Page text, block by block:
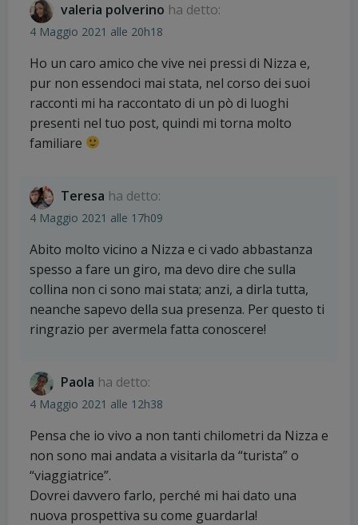
valeria polverino ha detto:
4 Maggio 2021 alle 20h18
Ho un caro amico che vive nei pressi di Nizza e,
pur non essendoci mai stata, nel corso dei suoi
racconti mi ha raccontato di un pò di luoghi
presenti nel tuo post, quindi mi torna molto
familiare
Teresa ha detto:
4 Maggio 2021 alle 17h09
Abito molto vicino a Nizza e ci vado abbastanza
spesso a fare un giro, ma devo dire che sulla
collina non ci sono mai stata; anzi, a dirla tutta,
neanche sapevo della sua presenza. Per questo ti
ringrazio per avermela fatta conoscere!
Paola ha detto:
4 Maggio 2021 alle 12h38
Pensa che io vivo a non tanti chilometri da Nizza e
non sono mai andata a visitarla da “turista” o
“viaggiatrice”.
Dovrei davvero farlo, perché mi hai dato una
nuova prospettiva su come guardarla!